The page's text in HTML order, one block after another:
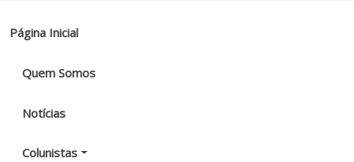
Página Inicial
Quem Somos
Notícias
Colunistas